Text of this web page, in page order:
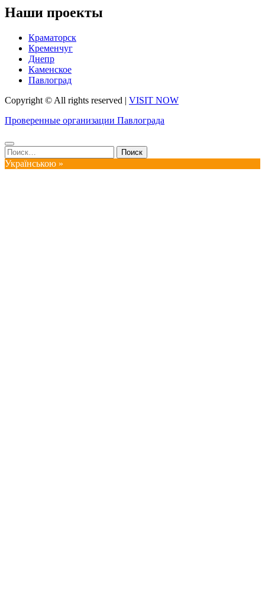
Наши проекты
Краматорск
Кременчуг
Днепр
Каменское
Павлоград
Copyright © All rights reserved | VISIT NOW
Проверенные организации Павлограда
Найти:
Українською »